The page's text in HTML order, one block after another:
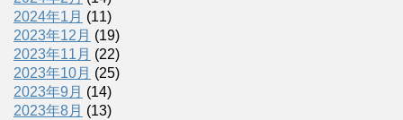
2024年1月 (11)
2023年12月 (19)
2023年11月 (22)
2023年10月 (25)
2023年9月 (14)
2023年8月 (13)